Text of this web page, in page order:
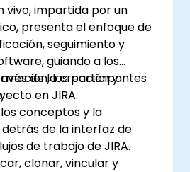
vivo, impartida por un
presenta el enfoque de
seguimiento y
guiando a los
de la creación y
en JIRA.
los participantes
conceptos y la
de la interfaz de
de trabajo de JIRA.
clonar, vincular y